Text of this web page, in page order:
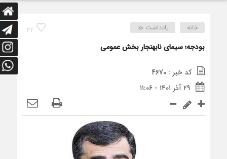
32 خانه یادداشت ها
بودجه؛ سیمای نابهنجار بخش عمومی
کد خبر : 4670
۲۹ آذر ۱۴۰۱ - ۱۱:۰۶